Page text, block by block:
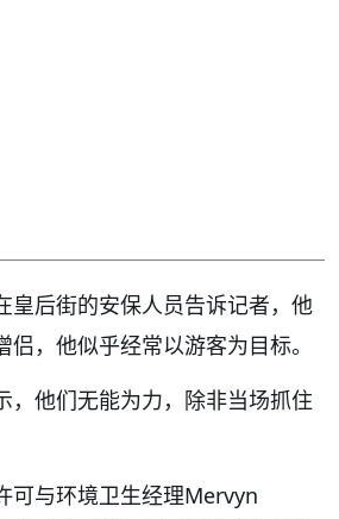
皇后街的安保人员告诉记者，他
，他似乎经常以游客为目标。
，他们无能为力，除非当场抓住
可与环境卫生经理Mervyn